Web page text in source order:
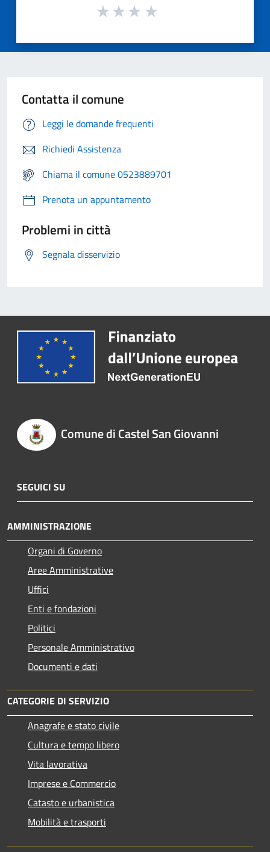
Contatta il comune
Leggi le domande frequenti
Richiedi Assistenza
Chiama il comune 0523889701
Prenota un appuntamento
Problemi in città
Segnala disservizio
Comune di Castel San Giovanni
SEGUICI SU
AMMINISTRAZIONE
Organi di Governo
Aree Amministrative
Uffici
Enti e fondazioni
Politici
Personale Amministrativo
Documenti e dati
CATEGORIE DI SERVIZIO
Anagrafe e stato civile
Cultura e tempo libero
Vita lavorativa
Imprese e Commercio
Catasto e urbanistica
Mobilità e trasporti